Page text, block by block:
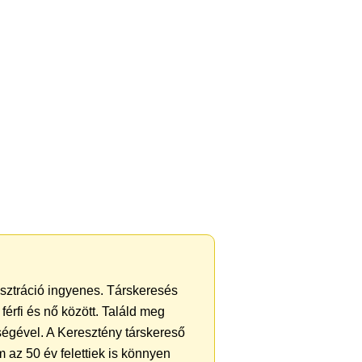
ingyenes. Társkeresés
és nő között. Találd meg
A Keresztény társkereső
az 50 év felettiek is könnyen